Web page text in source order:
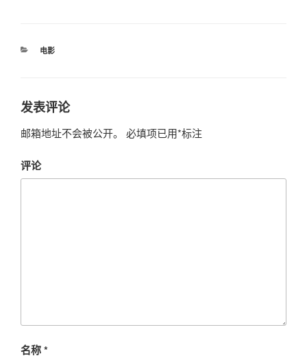
分
电影
发表评论
邮箱地址不会被公开。 必填项已用*标注
评论
名称*